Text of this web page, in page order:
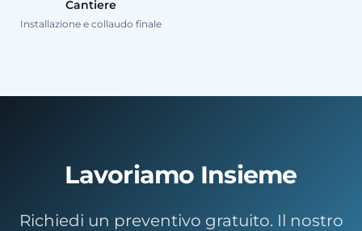
Cantiere
Installazione e collaudo finale
Lavoriamo Insieme
Richiedi un preventivo gratuito. Il nostro